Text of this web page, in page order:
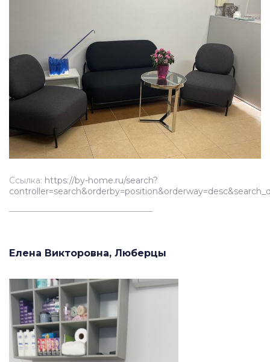
Ссылка: https://by-home.ru/search?
Елена Викторовна, Люберцы